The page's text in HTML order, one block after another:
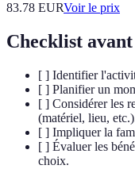
83.78 EURVoir le prix
Checklist
[ ] Identifier
[ ] Planifier un
[ ] Considérer les
(matériel, lieu,
[ ] Impliquer la
[ ] Évaluer les
choix.